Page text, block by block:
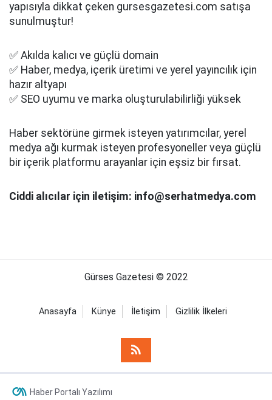
yapısıyla dikkat çeken gursesgazetesi.com satışa
sunulmuştur!
✅ Akılda kalıcı ve güçlü domain
✅ Haber, medya, içerik üretimi ve yerel yayıncılık için
hazır altyapı
✅ SEO uyumu ve marka oluşturulabilirliği yüksek
Haber sektörüne girmek isteyen yatırımcılar, yerel
medya ağı kurmak isteyen profesyoneller veya güçlü
bir içerik platformu arayanlar için eşsiz bir fırsat.
Ciddi alıcılar için iletişim: info@serhatmedya.com
Gürses Gazetesi © 2022
Anasayfa Künye İletişim Gizlilik İlkeleri
Haber Portalı Yazılımı